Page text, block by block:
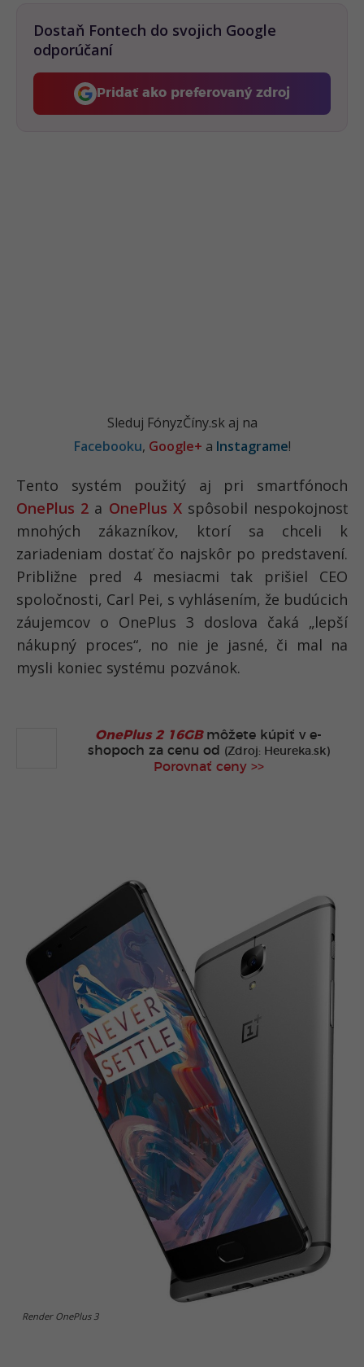
Dostaň Fontech do svojich Google
odporúčaní
Pridať ako preferovaný zdroj
Fontech, odkaz sa otvorí v
Sleduj FónyzČíny.sk aj na
Facebooku, Google+ a Instagrame!
Tento systém použitý aj pri smartfónoch
OnePlus 2 a OnePlus Xspôsobil nespokojnosť
mnohých zákazníkov, ktorí sa chceli k
zariadeniam dostať čo najskôr po predstavení.
Približne pred 4 mesiacmi tak prišiel CEO
spoločnosti, Carl Pei, s vyhlásením, že budúcich
záujemcov o OnePlus 3 doslova čaká „lepší
nákupný proces“, no nie je jasné, či mal na
mysli koniec systému pozvánok.
OnePlus 2 16GBmôžete kúpiť v e-
shopoch za cenu od
(Zdroj: Heureka.sk)
Porovnať ceny >>
Render OnePlus 3